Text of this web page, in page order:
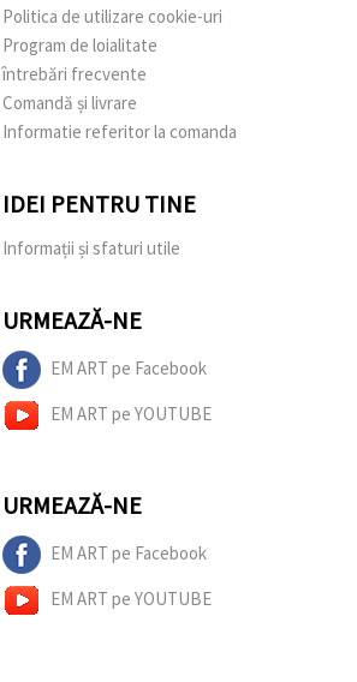
Politica de utilizare cookie-uri
Program de loialitate
întrebări frecvente
Comandă și livrare
Informatie referitor la comanda
IDEI PENTRU TINE
Informații și sfaturi utile
URMEAZĂ-NE
EM ART pe Facebook
EM ART pe YOUTUBE
URMEAZĂ-NE
EM ART pe Facebook
EM ART pe YOUTUBE